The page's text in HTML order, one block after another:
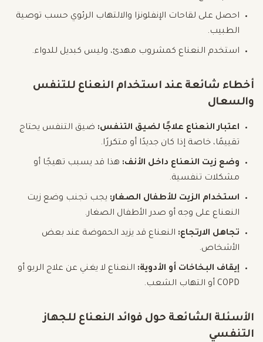
احصل على لقاحات الإنفلونزا والالتهاب الرئوي حسب توصية
الطبيب.
استخدم النعناع كمشروب مهدئ، وليس كبديل للدواء.
أخطاء شائعة عند استخدام النعناع للتنفس
والسعال
اعتبار النعناع علاجًا لضيق التنفس: ضيق التنفس يحتاج
تقييمًا، خاصة إذا كان جديدًا أو متكررًا.
وضع زيت النعناع داخل الأنف: هذا قد يسبب تهيجًا أو
مشكلات تنفسية.
استخدام الزيت للأطفال الصغار: يجب تجنب وضع زيت
النعناع على وجه أو صدر الأطفال الصغار.
تجاهل الارتجاع: النعناع قد يزيد الحموضة عند بعض
الأشخاص.
إيقاف البخاخات أو الأدوية: النعناع لا يغني عن علاج الربو أو
COPD أو التهاب الشعب.
الأسئلة الشائعة حول فوائد النعناع للجهاز
التنفسي